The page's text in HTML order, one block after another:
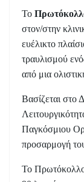
Το
στον/στην
ευέλικτο
τραυλισμού
από μια
Βασίζεται στο
Παγκόσμιου
προσαρμογή
Το Πρωτόκολλο